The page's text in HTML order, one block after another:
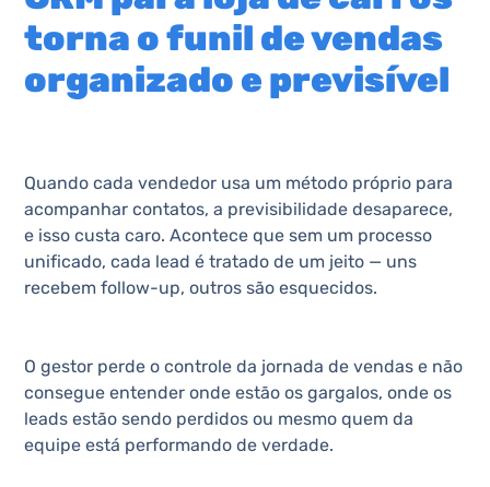
torna o funil de vendas
organizado e previsível
Quando cada vendedor usa um método próprio para
acompanhar contatos, a previsibilidade desaparece,
e isso custa caro. Acontece que sem um processo
unificado, cada lead é tratado de um jeito — uns
recebem follow-up, outros são esquecidos.
O gestor perde o controle da jornada de vendas e não
consegue entender onde estão os gargalos, onde os
leads estão sendo perdidos ou mesmo quem da
equipe está performando de verdade.